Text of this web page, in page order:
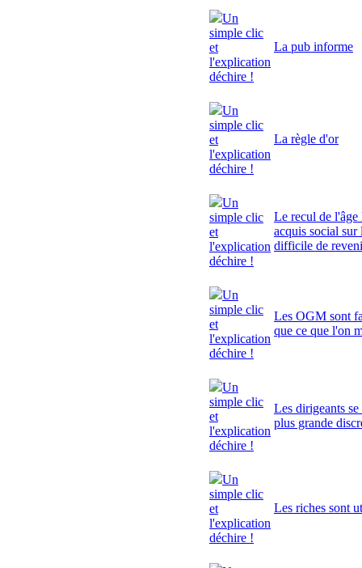
Un
simple clic
et
l'explication
déchire !
La pub informe
Un
simple clic
et
l'explication
déchire !
La règle d'or
Un
simple clic
et
l'explication
déchire !
Le recul de l'âge
acquis social sur
difficile de
Un
simple clic
et
l'explication
déchire !
Les OGM sont
que ce que l'on
Un
simple clic
et
l'explication
déchire !
Les dirigeants
plus grande
Un
simple clic
et
l'explication
déchire !
Les riches sont